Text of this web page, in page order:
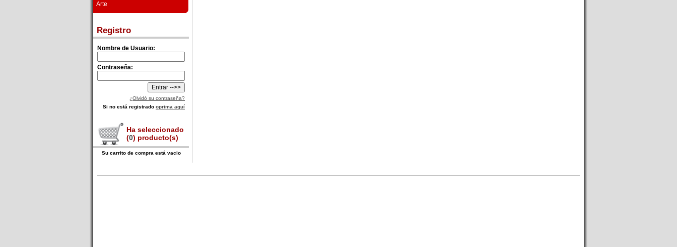
Arte
Registro
Nombre de Usuario:
Contraseña:
¿Olvidó su contraseña?
Si no está registrado oprima aquí
Ha seleccionado
(0) producto(s)
Su carrito de compra está vacio